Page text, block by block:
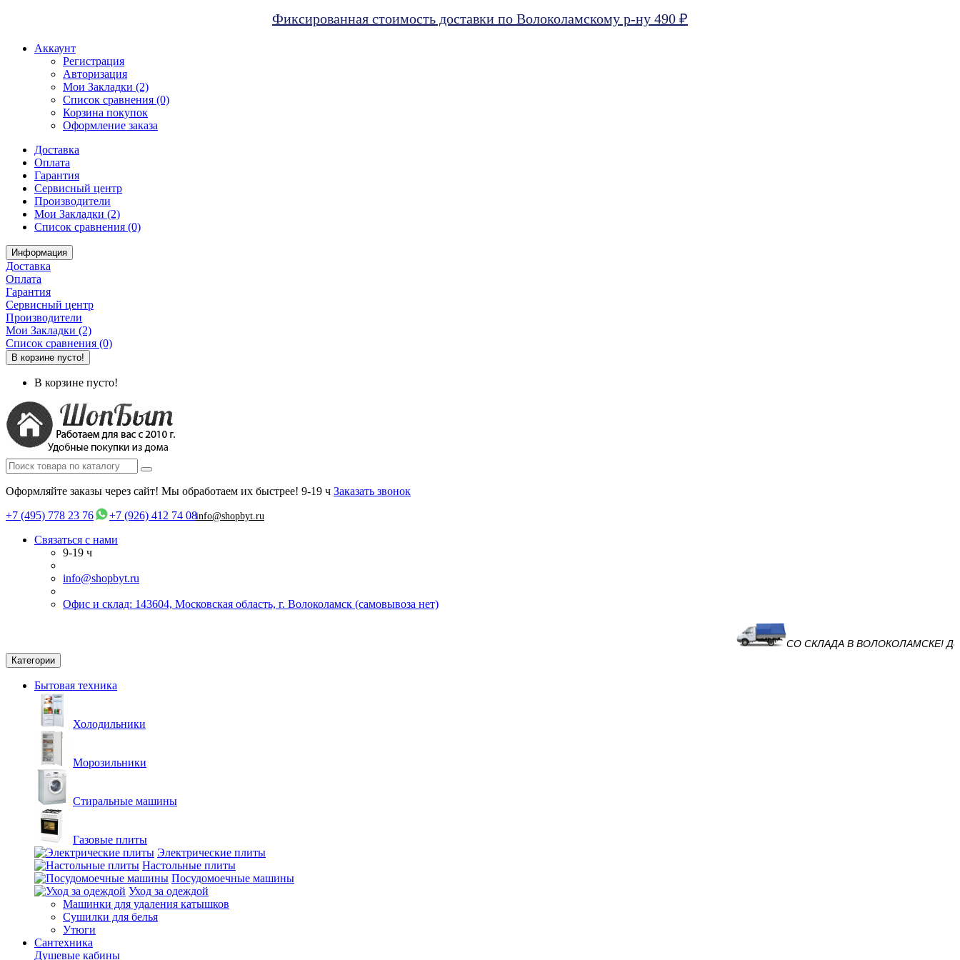
Фиксированная стоимость доставки по Волоколамскому р-ну 490 ₽
Аккаунт
Регистрация
Авторизация
Мои Закладки (2)
Список сравнения (0)
Корзина покупок
Оформление заказа
Доставка
Оплата
Гарантия
Сервисный центр
Производители
Мои Закладки (2)
Список сравнения (0)
Информация
Доставка
Оплата
Гарантия
Сервисный центр
Производители
Мои Закладки (2)
Список сравнения (0)
В корзине пусто!
В корзине пусто!
Оформляйте заказы через сайт! Мы обработаем их быстрее! 9-19 ч Заказать звонок
+7 (495) 778 23 76
+7 (926) 412 74 08info@shopbyt.ru
Связаться с нами
9-19 ч
info@shopbyt.ru
Офис и склад: 143604, Московская область, г. Волоколамск (самовывоза нет)
СО СКЛАДА В ВОЛОКОЛАМСКЕ!
Категории
Бытовая техника
Холодильники
Морозильники
Стиральные машины
Газовые плиты
Электрические плиты
Настольные плиты
Посудомоечные машины
Уход за одеждой
Машинки для удаления катышков
Сушилки для белья
Утюги
Сантехника
Душевые кабины